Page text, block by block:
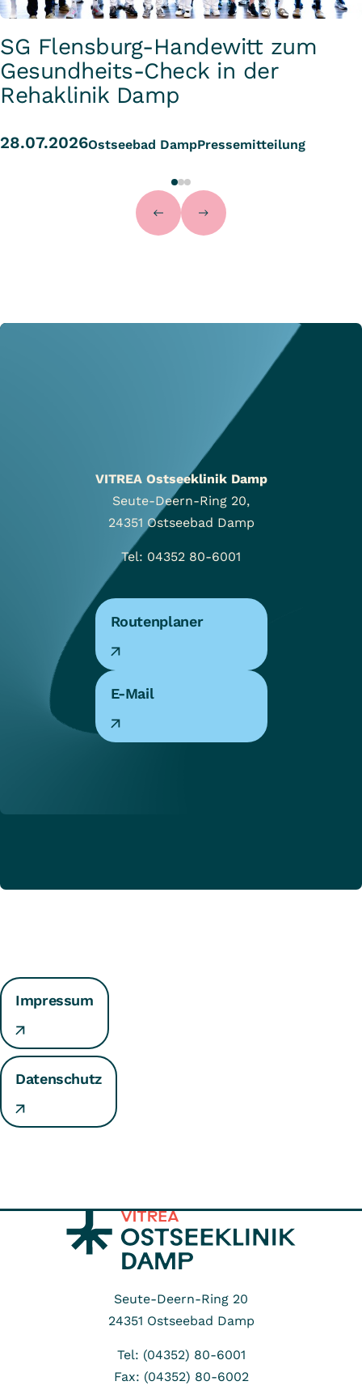
SG Flensburg-Handewitt zum
Gesundheits-Check in der
Rehaklinik Damp
28.07.2026Ostseebad DampPressemitteilung
VITREA Ostseeklinik Damp
Seute-Deern-Ring 20,
24351 Ostseebad Damp
Tel: 04352 80-6001
Routenplaner
E-Mail
Impressum
Datenschutz
Seute-Deern-Ring 20
24351 Ostseebad Damp
Tel: (04352) 80-6001
Fax: (04352) 80-6002